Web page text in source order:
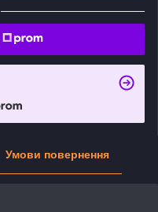
Умови повернення